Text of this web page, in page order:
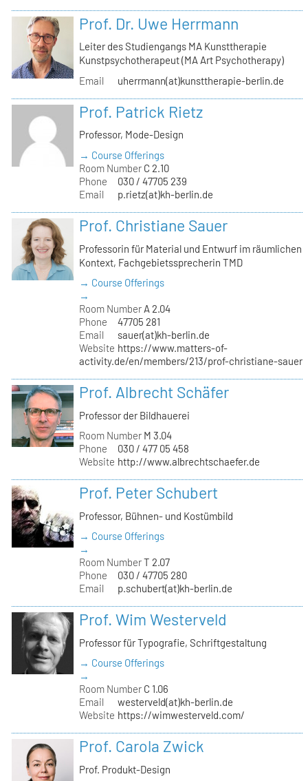
Prof. Dr. Uwe Herrmann
Leiter des Studiengangs MA Kunsttherapie
Kunstpsychotherapeut (MA Art Psychotherapy)
Email
uherrmann(at)kunsttherapie-berlin.de
Prof. Patrick Rietz
Professor, Mode-Design
→ Course Offerings
Room Number C 2.10
Phone
030 / 47705 239
Email
p.rietz(at)kh-berlin.de
Prof. Christiane Sauer
Professorin für Material und Entwurf im räumlichen
Kontext, Fachgebietssprecherin TMD
→ Course Offerings
→
Room Number A 2.04
Phone
47705 281
Email
sauer(at)kh-berlin.de
Website https://www.matters-of-
activity.de/en/members/213/prof-christiane-sauer
Prof. Albrecht Schäfer
Professor der Bildhauerei
Room Number M 3.04
Phone
030 / 477 05 458
Website http://www.albrechtschaefer.de
Prof. Peter Schubert
Professor, Bühnen- und Kostümbild
→ Course Offerings
→
Room NumberT 2.07
Phone
030 / 47705 280
Email
p.schubert(at)kh-berlin.de
Prof. Wim Westerveld
Professor für Typografie, Schriftgestaltung
→ Course Offerings
→
Room Number C 1.06
Email
westerveld(at)kh-berlin.de
Website https://wimwesterveld.com/
Prof. Carola Zwick
Prof. Produkt-Design